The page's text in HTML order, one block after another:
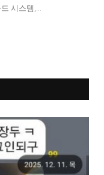
시스템,…